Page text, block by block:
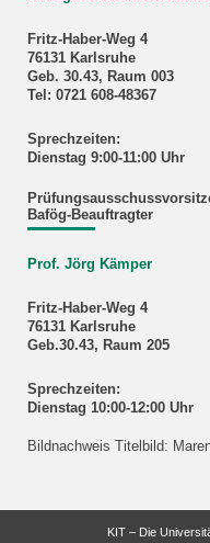
Fritz-Haber-Weg 4
76131 Karlsruhe
Geb. 30.43, Raum 003
Tel: 0721 608-48367
Sprechzeiten:
Dienstag 9:00-11:00 Uhr
Bafög-Beauftragter
Prof. Jörg Kämper
Fritz-Haber-Weg 4
76131 Karlsruhe
Geb.30.43, Raum 205
Sprechzeiten:
Dienstag 10:00-12:00 Uhr
Bildnachweis Titelbild:
KIT – Die